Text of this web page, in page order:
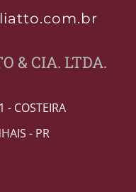
& CIA. LTDA.
- COSTEIRA
- PR